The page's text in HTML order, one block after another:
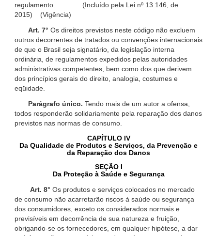
regulamento. (Incluído pela Lei nº 13.146, de
2015) (Vigência)
Art. 7° Os direitos previstos neste código não excluem
outros decorrentes de tratados ou convenções internacionais
de que o Brasil seja signatário, da legislação interna
ordinária, de regulamentos expedidos pelas autoridades
administrativas competentes, bem como dos que derivem
dos princípios gerais do direito, analogia, costumes e
eqüidade.
Parágrafo único. Tendo mais de um autor a ofensa,
todos responderão solidariamente pela reparação dos danos
previstos nas normas de consumo.
CAPÍTULO IV
Da Qualidade de Produtos e Serviços, da Prevenção e
da Reparação dos Danos
SEÇÃO I
Da Proteção à Saúde e Segurança
Art. 8° Os produtos e serviços colocados no mercado
de consumo não acarretarão riscos à saúde ou segurança
dos consumidores, exceto os considerados normais e
previsíveis em decorrência de sua natureza e fruição,
obrigando-se os fornecedores, em qualquer hipótese, a dar